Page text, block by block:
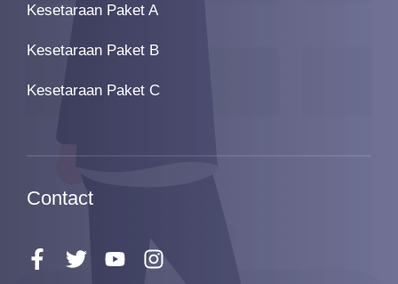
Kesetaraan Paket A
Kesetaraan Paket B
Kesetaraan Paket C
Contact